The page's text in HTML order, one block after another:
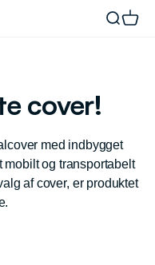
ÅbnÅbn
cover!
med indbygget
mobilt og transportabelt
af cover, er produktet